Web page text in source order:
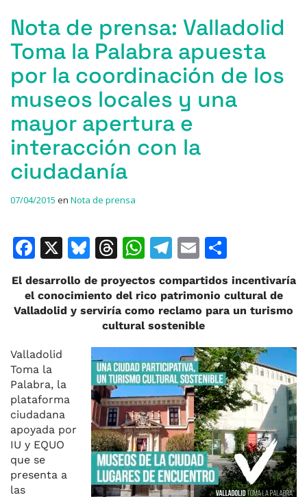
Nota de prensa: Valladolid
Toma la Palabra apuesta
por la coordinación de los
museos locales y una
mayor apertura e
interacción con la
ciudadanía
07/04/2015 en Nota de prensa
F
c
e
o
o
k
X
Bl
u
e
s
y
T
re
a
d
s
W
at
s
A
p
p
T
e
gr
a
m
E
m
ai
l
o
m
p
ti
r
El desarrollo de proyectos compartidos incentivaría
el conocimiento del rico patrimonio cultural de
Valladolid y serviría como reclamo para un turismo
cultural sostenible
Valladolid
Toma la
Palabra, la
plataforma
ciudadana
apoyada por
IU y EQUO
que se
presenta a
las